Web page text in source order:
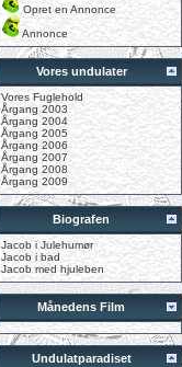
Opret en Annonce
Annonce
Vores undulater
Vores Fuglehold
Årgang 2003
Årgang 2004
Årgang 2005
Årgang 2006
Årgang 2007
Årgang 2008
Årgang 2009
Biografen
Jacob i Julehumør
Jacob i bad
Jacob med hjuleben
Månedens Film
Undulatparadiset